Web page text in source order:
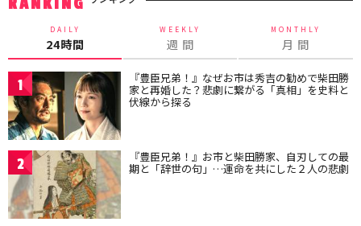
RANKING
DAILY
24時間
WEEKLY
週 間
MONTHLY
月 間
1 『豊臣兄弟！』なぜお市は秀吉の勧めで柴田勝
家と再婚した？悲劇に繋がる「真相」を史料と
伏線から探る
2 『豊臣兄弟！』お市と柴田勝家、自刃しての最
期と「辞世の句」…運命を共にした２人の悲劇